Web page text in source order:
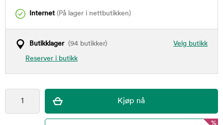
Internet (På lager i nettbutikken)
Velg butikk
Butikklager(94 butikker)
Reserver i butikk
%